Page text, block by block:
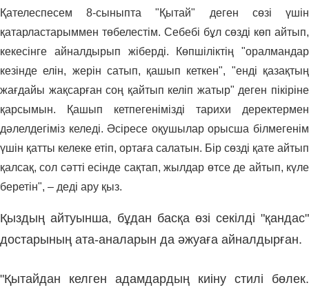
Қателеспесем 8-сыныпта "Қытай" деген сөзі үшін
қатарластарыммен төбелестім. Себебі бұл сөзді көп айтып,
кекесінге айналдырып жіберді. Көпшіліктің "оралмандар
кезінде елін, жерін сатып, қашып кеткен", "енді қазақтың
жағдайы жақсарған соң қайтып келіп жатыр" деген пікіріне
қарсымын. Қашып кетпегенімізді тарихи деректермен
дәлелдегіміз келеді. Әсіресе оқушылар орысша білмегенім
үшін қатты келеке етіп, ортаға салатын. Бір сөзді қате айтып
қалсақ, сол сәтті есінде сақтап, жылдар өтсе де айтып, күле
беретін", – деді ару қыз.
Қыздың айтуынша, бұдан басқа өзі секілді "қандас"
достарының ата-аналарын да әжуаға айналдырған.
"Қытайдан келген адамдардың киіну стилі бөлек.